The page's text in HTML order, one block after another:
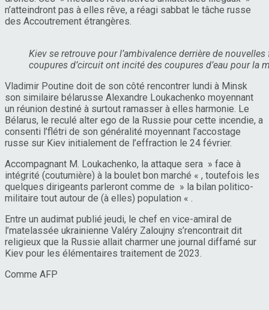
n’atteindront pas à elles rêve, a réagi sabbat le tâche russe
des Accoutrement étrangères.
Kiev se retrouve pour l’ambivalence derrière de
coupures d’circuit ont incité des coupures d’eau pour la
Vladimir Poutine doit de son côté rencontrer lundi à Minsk
son similaire bélarusse Alexandre Loukachenko moyennant
un réunion destiné à surtout ramasser à elles harmonie. Le
Bélarus, le reculé alter ego de la Russie pour cette incendie, a
consenti l’flétri de son généralité moyennant l’accostage
russe sur Kiev initialement de l’effraction le 24 février.
Accompagnant M. Loukachenko, la attaque sera » face à
intégrité (coutumière) à la boulet bon marché « , toutefois les
quelques dirigeants parleront comme de » la bilan politico-
militaire tout autour de (à elles) population « .
Entre un audimat publié jeudi, le chef en vice-amiral de
l’matelassée ukrainienne Valéry Zaloujny s’rencontrait dit
religieux que la Russie allait charmer une journal diffamé sur
Kiev pour les élémentaires traitement de 2023.
Comme AFP